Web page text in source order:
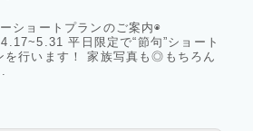
ショートプランのご案内◉
平日限定で“節句”ショート
を行います！ 家族写真も◎もちろん